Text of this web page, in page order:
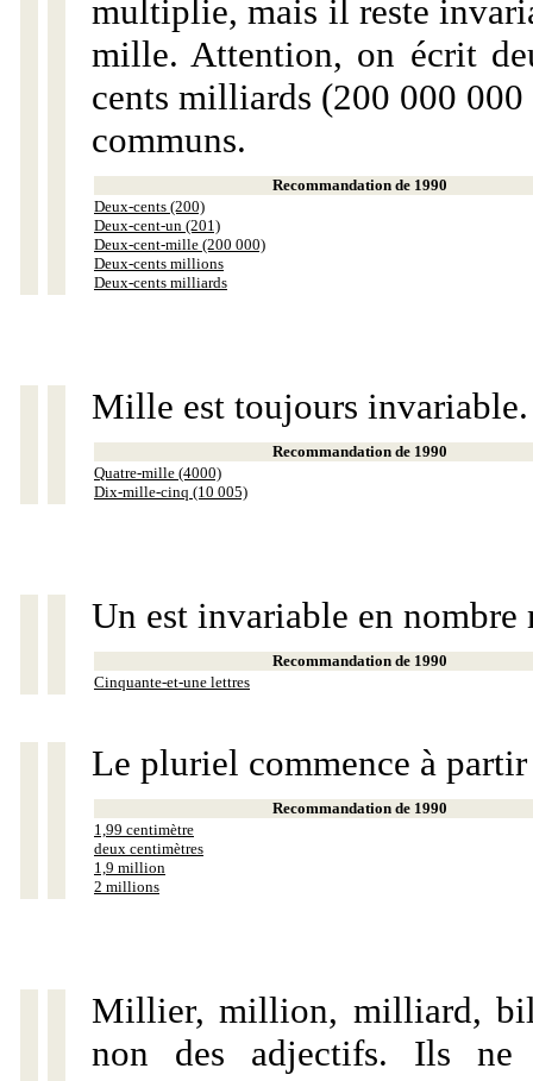
multiplie, mais il reste
mille. Attention, on écrit
cents milliards (200 000
communs.
Recommandation de 1990
Deux-cents (200)
Deux-cent-un (201)
Deux-cent-mille (200 000)
Deux-cents millions
Deux-cents milliards
Mille est toujours invariable.
Recommandation de 1990
Quatre-mille (4000)
Dix-mille-cinq (10 005)
Un est invariable en nombre
Recommandation de 1990
Cinquante-et-une lettres
Le pluriel commence à
Recommandation de 1990
1,99 centimètre
deux centimètres
1,9 million
2 millions
Millier, million, milliard,
non des adjectifs. Ils ne